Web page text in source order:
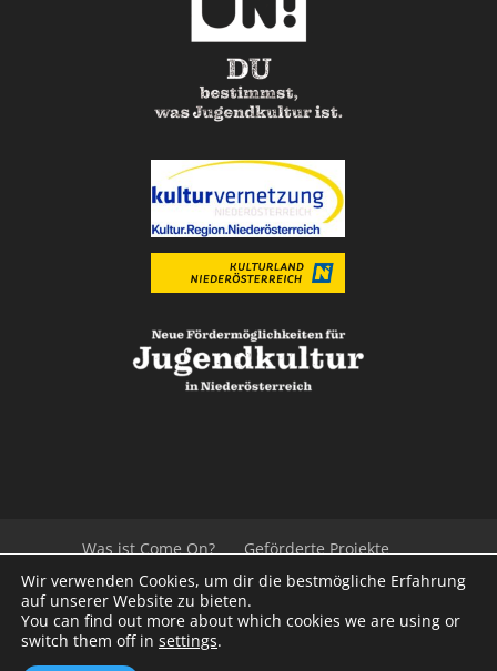
Was ist Come On?
Geförderte Projekte
Der Beirat
Impressum/Datenschutz
Links
Presse
© 2020Kulturvernetzung Niederösterreich
Wir verwenden Cookies, um dir die bestmögliche Erfahrung
auf unserer Website zu bieten.
You can find out more about which cookies we are using or
switch them off in settings.